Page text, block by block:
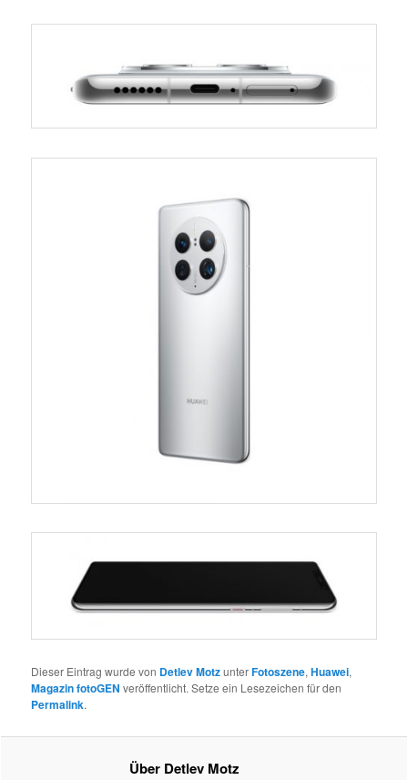
Dieser Eintrag wurde von Detlev MotzunterFotoszene,Huawei,
Magazin fotoGEN veröffentlicht. Setze ein Lesezeichen für den
Permalink.
Über Detlev Motz